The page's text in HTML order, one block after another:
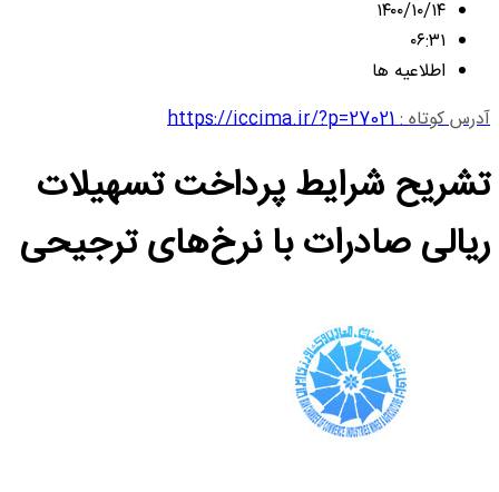
۱۴۰۰/۱۰/۱۴
۰۶:۳۱
اطلاعیه ها
آدرس کوتاه :https://iccima.ir/?p=27021
تشریح شرایط پرداخت تسهیلات
ریالی صادرات با نرخ‌های ترجیحی